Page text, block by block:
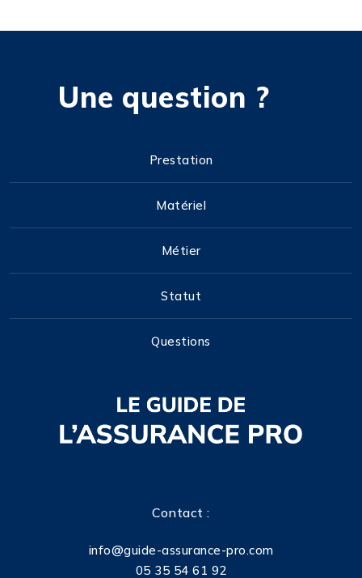
Une question ?
Prestation
Matériel
Métier
Statut
Questions
Contact :
info@guide-assurance-pro.com
05 35 54 61 92